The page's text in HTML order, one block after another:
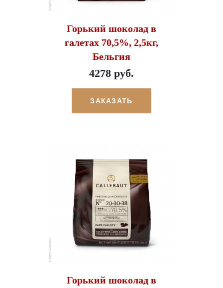
Горький шоколад в
галетах 70,5%, 2,5кг,
Бельгия
4278 руб.
ЗАКАЗАТЬ
Горький шоколад в